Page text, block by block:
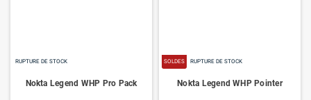
RUPTURE DE STOCK
Nokta Legend WHP Pro Pack
SOLDES RUPTURE DE STOCK
Nokta Legend WHP Pointer